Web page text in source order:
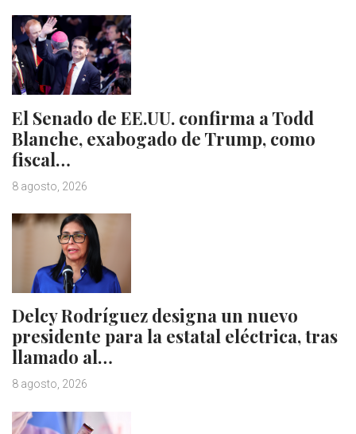
El Senado de EE.UU. confirma a Todd
Blanche, exabogado de Trump, como
fiscal…
8 agosto, 2026
Delcy Rodríguez designa un nuevo
presidente para la estatal eléctrica, tras
llamado al…
8 agosto, 2026